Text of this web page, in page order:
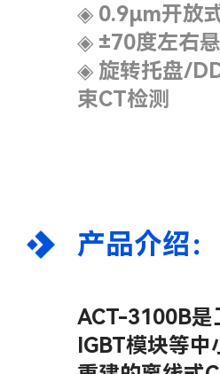
◈ 0.9μm开放
◈ ±70度左右
◈ 旋转托盘/
束CT检测
产品介绍：
ACT-3100B是
IGBT模块等